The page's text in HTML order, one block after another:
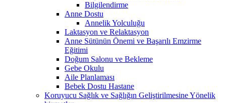
Bilgilendirme
Anne Dostu
Annelik Yolculuğu
Laktasyon ve Relaktasyon
Anne Sütünün Önemi ve Başarılı Emzirme
Eğitimi
Doğum Salonu ve Bekleme
Gebe Okulu
Aile Planlaması
Bebek Dostu Hastane
Koruyucu Sağlık ve Sağlığın Geliştirilmesine Yönelik